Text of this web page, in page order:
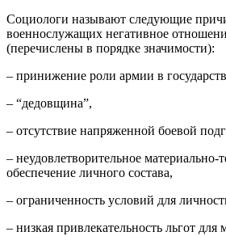
Социологи называют следующие
военнослужащих негативное
(перечислены в порядке значимости):
– принижение роли армии в
– “дедовщина”,
– отсутствие напряженной боевой
– неудовлетворительное материально-
обеспечение личного состава,
– ограниченность условий для
– низкая привлекательность льгот